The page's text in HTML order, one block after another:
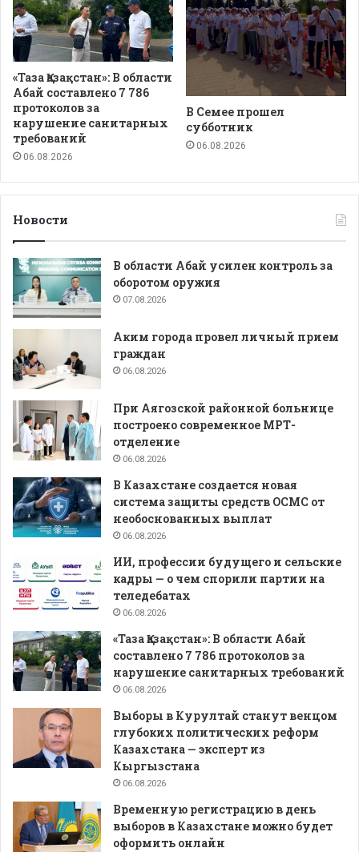
«Таза Қазақстан»: В области
Абай составлено 7 786
протоколов за
нарушение санитарных
требований
06.08.2026
В Семее прошел
субботник
06.08.2026
Новости
В области Абай усилен контроль за
оборотом оружия
07.08.2026
Аким города провел личный прием
граждан
06.08.2026
При Аягозской районной больнице
построено современное МРТ-
отделение
06.08.2026
В Казахстане создается новая
система защиты средств ОСМС от
необоснованных выплат
06.08.2026
ИИ, профессии будущего и сельские
кадры — о чем спорили партии на
теледебатах
06.08.2026
«Таза Қазақстан»: В области Абай
составлено 7 786 протоколов за
нарушение санитарных требований
06.08.2026
Выборы в Курултай станут венцом
глубоких политических реформ
Казахстана — эксперт из
Кыргызстана
06.08.2026
Временную регистрацию в день
выборов в Казахстане можно будет
оформить онлайн